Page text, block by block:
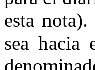
esta
sea